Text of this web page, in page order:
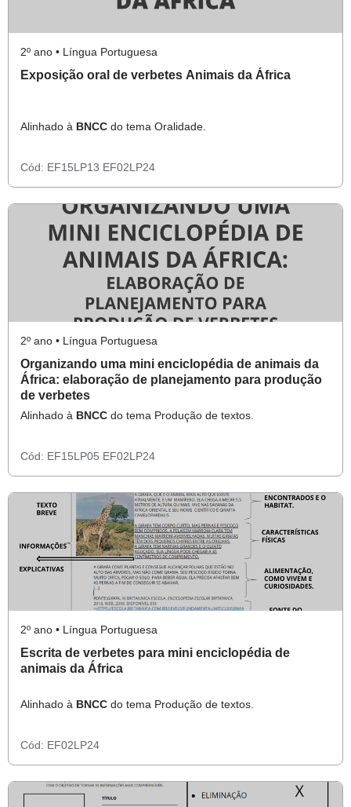
2º ano • Língua Portuguesa
Exposição oral de verbetes Animais da África
Alinhado à BNCC do tema Oralidade.
Cód: EF15LP13 EF02LP24
2º ano • Língua Portuguesa
Organizando uma mini enciclopédia de animais da
África: elaboração de planejamento para produção
de verbetes
Alinhado à BNCC do tema Produção de textos.
Cód: EF15LP05 EF02LP24
2º ano • Língua Portuguesa
Escrita de verbetes para mini enciclopédia de
animais da África
Alinhado à BNCC do tema Produção de textos.
Cód: EF02LP24